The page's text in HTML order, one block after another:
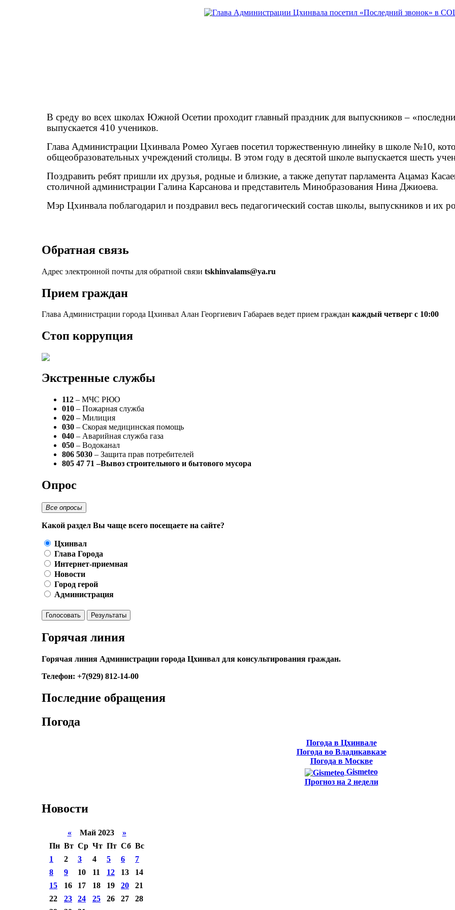
В среду во всех школах Южной Осетии проходит главный праздник для выпускников –
выпускается 410 учеников.
Глава Администрации Цхинвала Ромео Хугаев посетил торжественную линейку в школе №10,
общеобразовательных учреждений столицы. В этом году в десятой школе выпускается шесть
Поздравить ребят пришли их друзья, родные и близкие, а также депутат парламента Ацамаз
столичной администрации Галина Карсанова и представитель Минобразования Нина Джиоева.
Мэр Цхинвала поблагодарил и поздравил весь педагогический состав школы, выпускников и их
Обратная связь
Адрес электронной почты для обратной связи tskhinvalams@ya.ru
Прием граждан
Глава Администрации города Цхинвал Алан Георгиевич Габараев ведет прием граждан каждый четверг с 10:00
Стоп коррупция
Экстренные службы
112 – МЧС РЮО
010 – Пожарная служба
020 – Милиция
030 – Скорая медицинская помощь
040 – Аварийная служба газа
050 – Водоканал
806 5030 – Защита прав потребителей
805 47 71 –Вывоз строительного и бытового мусора
Опрос
Все опросы
Какой раздел Вы чаще всего посещаете на сайте?
Цхинвал
Глава Города
Интернет-приемная
Новости
Город герой
Администрация
Голосовать Результаты
Горячая линия
Горячая линия Администрации города Цхинвал для консультирования граждан.
Телефон: +7(929) 812-14-00
Последние обращения
Погода
Погода в Цхинвале
Погода во Владикавказе
Погода в Москве
Gismeteo
Прогноз на 2 недели
Новости
«Май 2023 »
Пн Вт Ср Чт Пт Сб Вс
1
2 3 4 5 6
7
8
9 10 11 12 13
14
15
16 17 18 19 20
21
22
23 24 25 26 27
28